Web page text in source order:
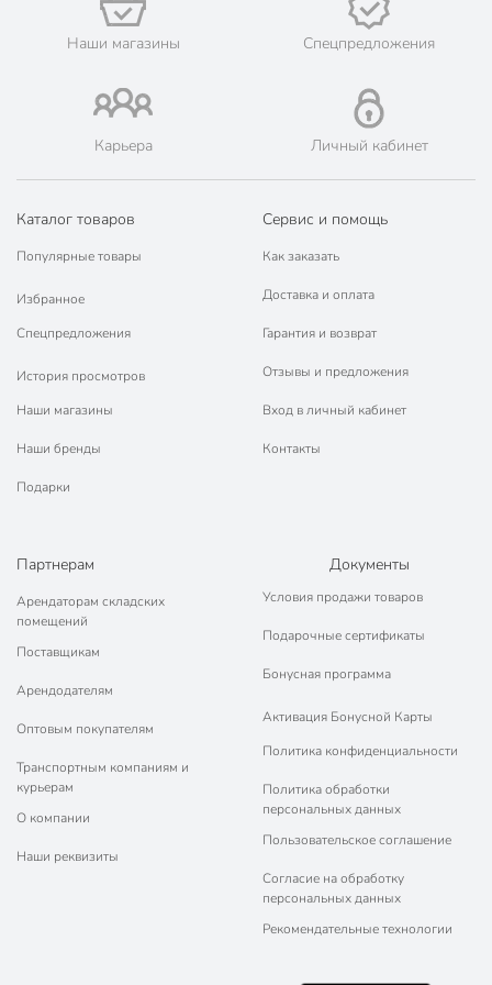
Сохраняет тепло до, часов
12 часов
0.8 л
Страна производства
Китай
Тип
термобутылка
Тип горловины
узкий
Для детей
для взрослых
Материал корпуса
сталь
Назначение
для спорта
Тип крышки
Особенности
Артикул производителя
Гарантия производителя, мес
Вес в упаковке
455 г
Габариты упаковки
26 x 9 x 9 см
Наши магазины Спецпредложения
Карьера Личный кабинет
Каталог товаров
Популярные товары
Избранное
Спецпредложения
История просмотров
Наши магазины
Наши бренды
Подарки
Сервис и помощь
Как заказать
Доставка и оплата
Гарантия и возврат
Отзывы и предложения
Вход в личный кабинет
Контакты
Партнерам
Арендаторам складских
помещений
Поставщикам
Арендодателям
Оптовым покупателям
Транспортным компаниям и
курьерам
О компании
Наши реквизиты
Документы
Условия продажи товаров
Подарочные сертификаты
Бонусная программа
Активация Бонусной Карты
Политика конфиденциальности
Политика обработки
персональных данных
Пользовательское соглашение
Согласие на обработку
персональных данных
Рекомендательные технологии